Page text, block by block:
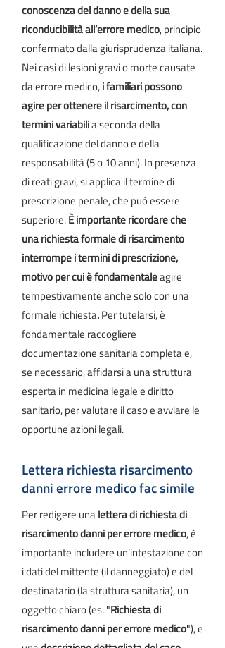
conoscenza del danno e della sua
riconducibilità all’errore medico, principio
confermato dalla giurisprudenza italiana.
Nei casi di lesioni gravi o morte causate
da errore medico,i familiari possono
agire per ottenere il risarcimento, con
termini variabilia seconda della
qualificazione del danno e della
responsabilità (5 o 10 anni). In presenza
di reati gravi, si applica il termine di
prescrizione penale, che può essere
superiore.È importante ricordare che
una richiesta formale di risarcimento
interrompe i termini di prescrizione,
motivo per cui è fondamentaleagire
tempestivamente anche solo con una
formale richiesta.Per tutelarsi, è
fondamentale raccogliere
documentazione sanitaria completa e,
se necessario, affidarsi a una struttura
esperta in medicina legale e diritto
sanitario, per valutare il caso e avviare le
opportune azioni legali.
Lettera richiesta risarcimento
danni errore medico fac simile
Per redigere unalettera di richiesta di
risarcimento danni per errore medico, è
importante includere un’intestazione con
i dati del mittente (il danneggiato) e del
destinatario (la struttura sanitaria), un
oggetto chiaro (es. "Richiesta di
risarcimento danni per errore medico"), e